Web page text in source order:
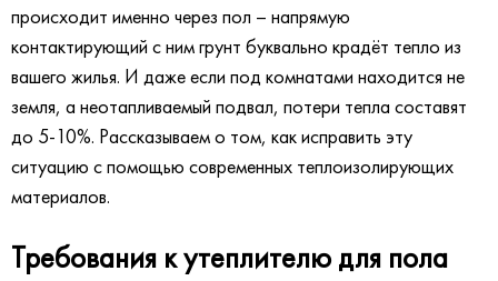
происходит именно через пол – напрямую
контактирующий с ним грунт буквально крадёт тепло из
вашего жилья. И даже если под комнатами находится не
земля, а неотапливаемый подвал, потери тепла составят
до 5-10%. Рассказываем о том, как исправить эту
ситуацию с помощью современных теплоизолирующих
материалов.
Требования к утеплителю для пола